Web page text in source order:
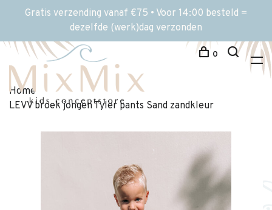
Gratis verzending vanaf €75 • Voor 14:00 besteld =
dezelfde (werk)dag verzonden
0
Home
LEVV broek jongen Tyler pants Sand zandkleur